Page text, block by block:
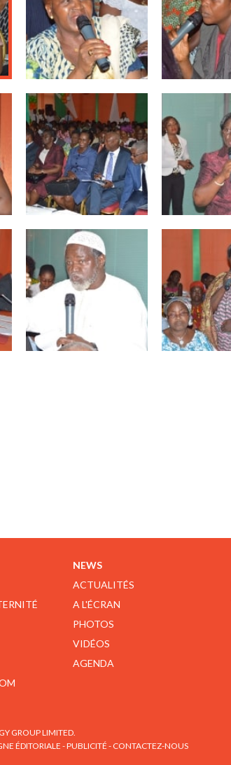
NEWS
ACTUALITÉS
A L'ÉCRAN
PHOTOS
VIDÉOS
AGENDA
GROUP LIMITED.
ÉDITORIALE-PUBLICITÉ - CONTACTEZ-NOUS